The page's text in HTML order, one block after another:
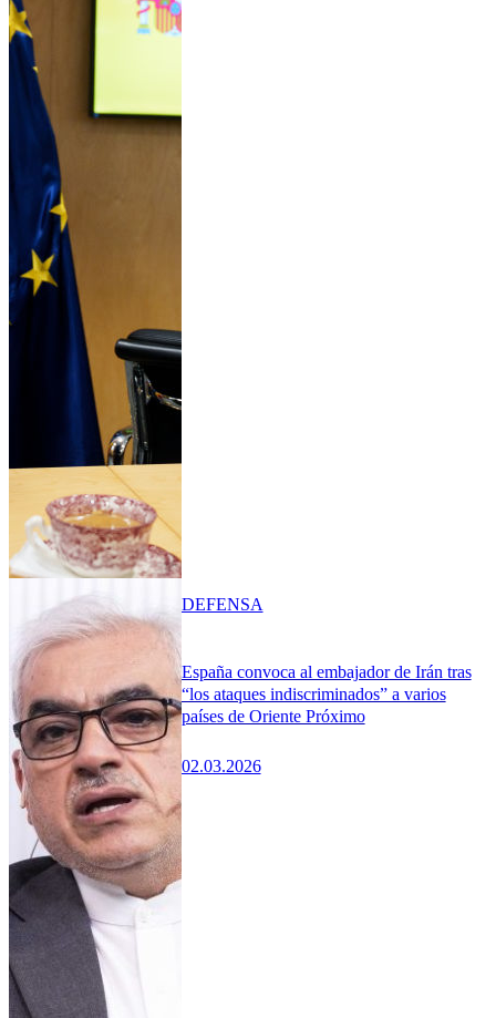
España convoca al embajador de Irán tras
“los ataques indiscriminados” a varios
países de Oriente Próximo
02.03.2026
DEFENSA